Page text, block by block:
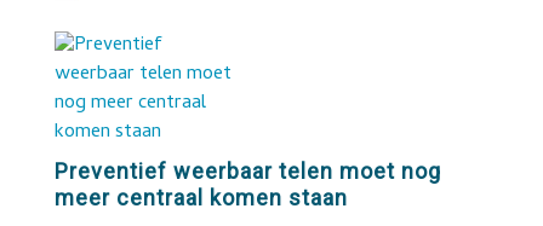
Preventief weerbaar telen moet nog
meer centraal komen staan